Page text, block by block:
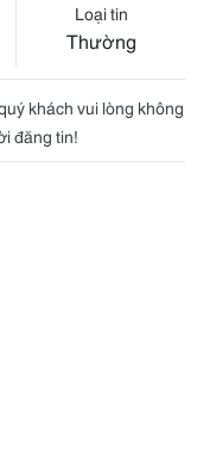
Loại tin
Thường
khách vui lòng không
đăng tin!